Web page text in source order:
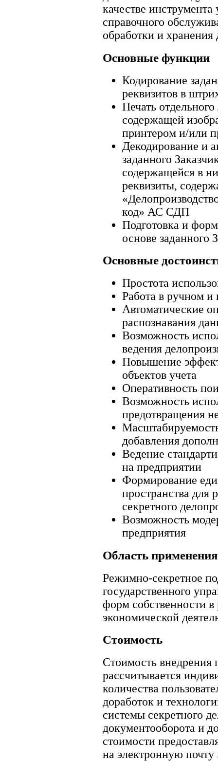
качестве
справочного
обработки и хранения
Основные функции
Кодирование
реквизитов в
Печать
содержащей
принтером и/или
Декодирование и
заданного
содержащейся в
реквизиты,
код» АС СДП
Подготовка и
основе заданного
Основные
Простота
Работа в ручном
Автоматические
распознавания
Возможность
ведения
Повышение
объектов учета
Оперативность
Возможность
предотвращения
добавления
Ведение
на предприятии
Формирование
пространства для
секретного
Возможность
предприятия
Область применения
Режимно-секретное
государственного
форм собственности в
экономической
Стоимость
Стоимость внедрения
рассчитывается
количества
доработок и
системы секретного
документооборота и
стоимости
на электронную